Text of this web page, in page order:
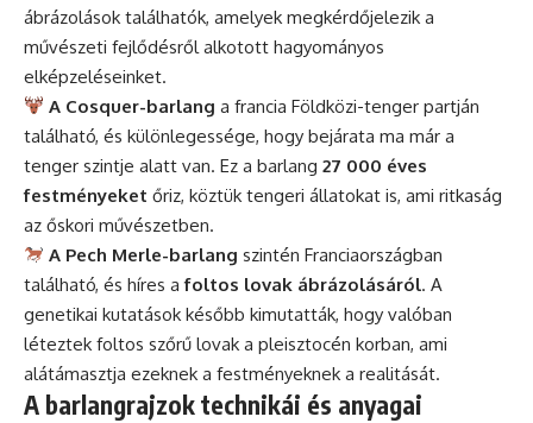
ábrázolások találhatók, amelyek megkérdőjelezik a
művészeti fejlődésről alkotott hagyományos
elképzeléseinket.
A Cosquer-barlang a francia Földközi-tenger partján
található, és különlegessége, hogy bejárata ma már a
tenger szintje alatt van. Ez a barlang 27 000 éves
festményeket őriz, köztük tengeri állatokat is, ami ritkaság
az őskori művészetben.
A Pech Merle-barlang szintén Franciaországban
található, és híres afoltos lovak ábrázolásáról. A
genetikai kutatások később kimutatták, hogy valóban
léteztek foltos szőrű lovak a pleisztocén korban, ami
alátámasztja ezeknek a festményeknek a realitását.
A barlangrajzok technikái és anyagai